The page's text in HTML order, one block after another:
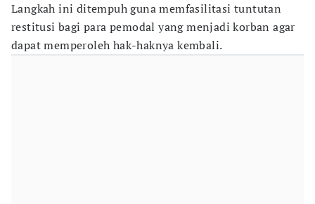
Langkah ini ditempuh guna memfasilitasi tuntutan
restitusi bagi para pemodal yang menjadi korban agar
dapat memperoleh hak-haknya kembali.